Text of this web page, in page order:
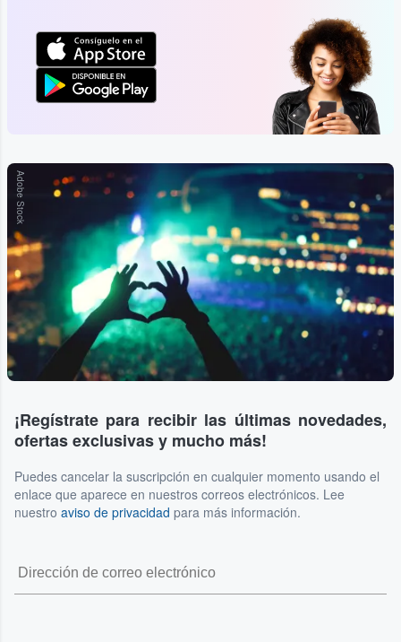
Adobe Stock
¡Regístrate para recibir las últimas novedades,
ofertas exclusivas y mucho más!
Puedes cancelar la suscripción en cualquier momento usando el
enlace que aparece en nuestros correos electrónicos. Lee
nuestro aviso de privacidad para más información.